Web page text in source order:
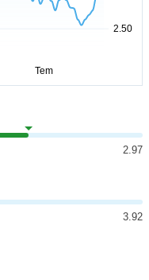
2.97
3.92